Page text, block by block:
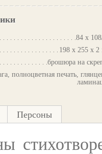
84 х
198 х 255 х
брошюра на
полноцветная печать,
Персоны